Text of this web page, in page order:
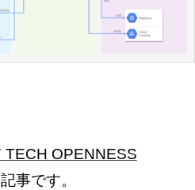
TECH OPENNESS
事です。